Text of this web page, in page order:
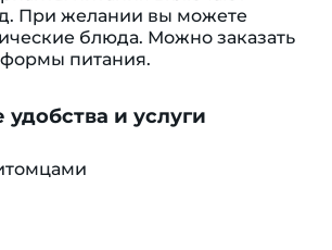
При желании вы можете
блюда. Можно заказать
питания.
и услуги